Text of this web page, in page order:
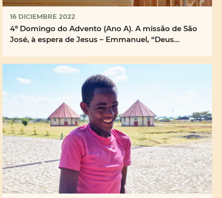
16 DICIEMBRE 2022
4º Domingo do Advento (Ano A). A missão de São
José, à espera de Jesus – Emmanuel, “Deus